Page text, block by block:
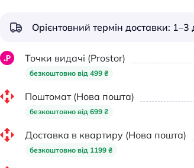
Орієнтовний термін доставки: 1–3
Точки видачі (Prostor)
безкоштовно від 499 ₴
Поштомат (Нова пошта)
безкоштовно від 699 ₴
Доставка в квартиру (Нова пошта)
безкоштовно від 1199 ₴